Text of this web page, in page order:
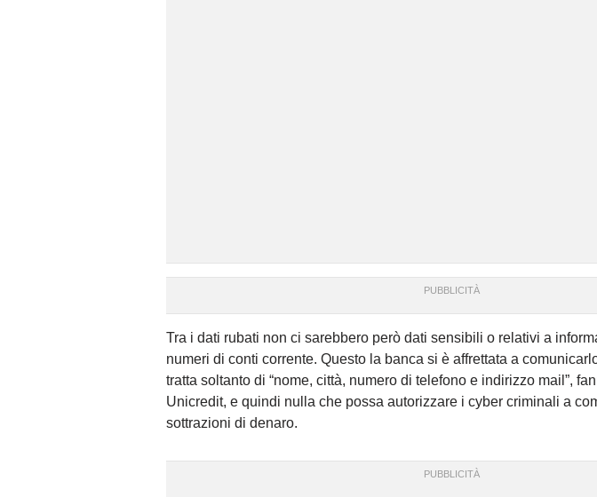
Tra i dati rubati non ci sarebbero però dati sensibili o relativi a
numeri di conti corrente. Questo la banca si è affrettata a
tratta soltanto di “nome, città, numero di telefono e indirizzo mail”,
Unicredit, e quindi nulla che possa autorizzare i cyber criminali a
sottrazioni di denaro.